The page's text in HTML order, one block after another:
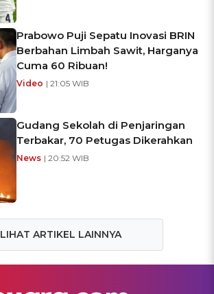
Prabowo Puji Sepatu Inovasi BRIN
Berbahan Limbah Sawit, Harganya
Cuma 60 Ribuan!
Video | 21:05 WIB
Gudang Sekolah di Penjaringan
Terbakar, 70 Petugas Dikerahkan
News | 20:52 WIB
LIHAT ARTIKEL LAINNYA